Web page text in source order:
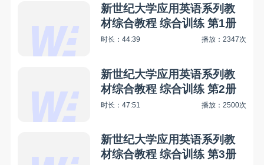
新世纪大学应用英语系列教
材综合教程 综合训练 第1册
时长：44:39 播放：2347次
新世纪大学应用英语系列教
材综合教程 综合训练 第2册
时长：47:51 播放：2500次
新世纪大学应用英语系列教
材综合教程 综合训练 第3册